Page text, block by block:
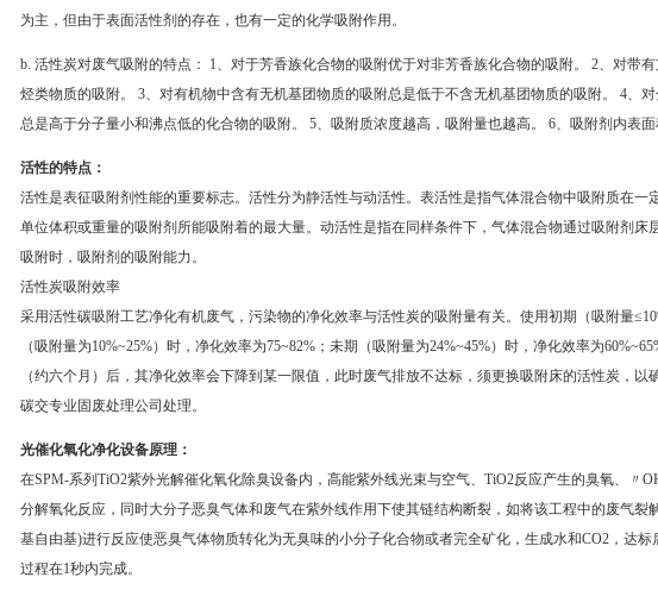
为主，但由于表面活性剂的存在，也有一定的化学吸附作用。
b. 活性炭对废气吸附的特点： 1、对于芳香族化合物的吸附优于对非芳香族化合物的吸附。 2、对带
烃类物质的吸附。 3、对有机物中含有无机基团物质的吸附总是低于不含无机基团物质的吸附。 4、
总是高于分子量小和沸点低的化合物的吸附。 5、吸附质浓度越高，吸附量也越高。 6、吸附剂内表面
活性的特点：
活性是表征吸附剂性能的重要标志。活性分为静活性与动活性。表活性是指气体混合物中吸附质在一
单位体积或重量的吸附剂所能吸附着的最大量。动活性是指在同样条件下，气体混合物通过吸附剂床
吸附时，吸附剂的吸附能力。
活性炭吸附效率
采用活性碳吸附工艺净化有机废气，污染物的净化效率与活性炭的吸附量有关。使用初期（吸附量
（吸附量为10%~25%）时，净化效率为75~82%；未期（吸附量为24%~45%）时，净化效率为
（约六个月）后，其净化效率会下降到某一限值，此时废气排放不达标，须更换吸附床的活性炭，以
碳交专业固废处理公司处理。
光催化氧化净化设备原理：
在SPM-系列TiO2紫外光解催化氧化除臭设备内，高能紫外线光束与空气、TiO2反应产生的臭氧、〃
分解氧化反应，同时大分子恶臭气体和废气在紫外线作用下使其链结构断裂，如将该工程中的废气裂
基自由基)进行反应使恶臭气体物质转化为无臭味的小分子化合物或者完全矿化，生成水和CO2，达
过程在1秒内完成。